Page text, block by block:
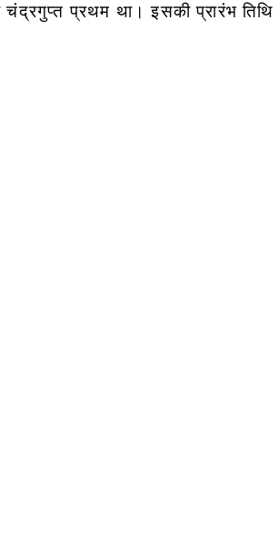
चंद्रगुप्त प्रथम था। इसकी प्रारंभ